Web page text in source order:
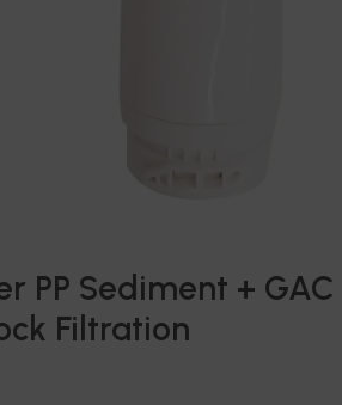
PP Sediment + GAC
Filtration